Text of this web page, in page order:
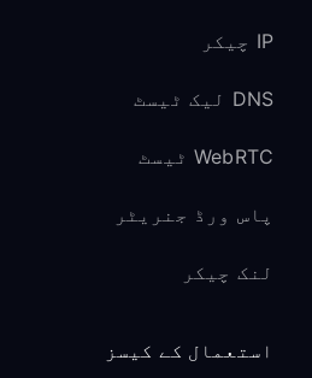
IP چیکر
DNS لیک ٹیسٹ
WebRTC ٹیسٹ
پاس ورڈ جنریٹر
لنک چیکر
استعمال کے کیسز